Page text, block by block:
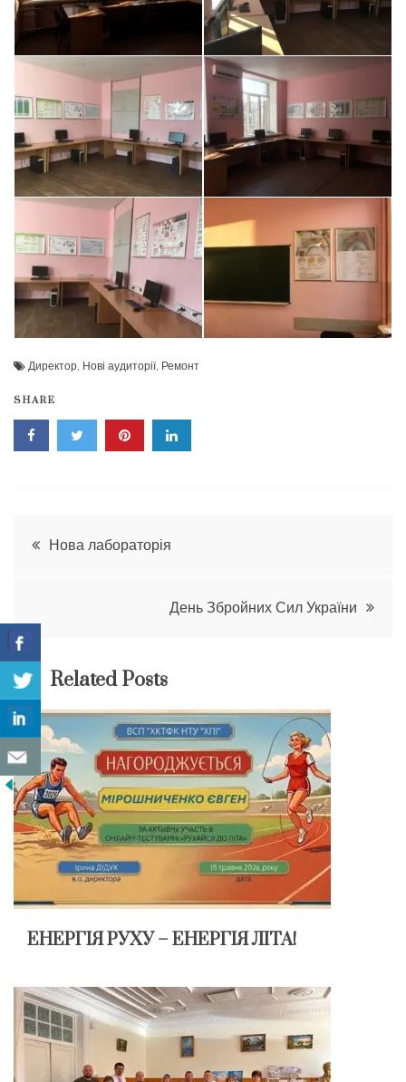
Директор, Нові аудиторії, Ремонт
SHARE
Навігація
Нова лабораторія
День Збройних Сил України
Related Posts
ЕНЕРГІЯ РУХУ – ЕНЕРГІЯ ЛІТА!